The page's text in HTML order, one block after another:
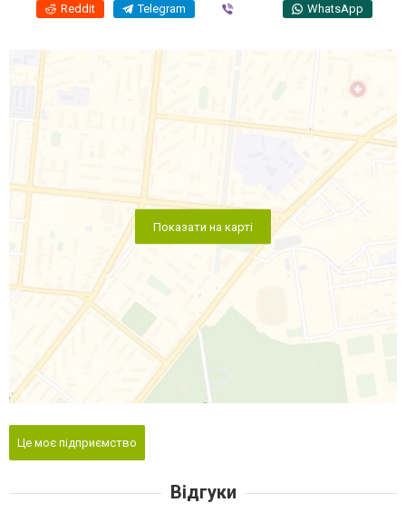
Reddit Telegram WhatsApp
Показати на карті
Це моє підприємство
Відгуки